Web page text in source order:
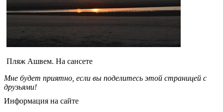
Пляж Ашвем. На сансете
Мне будет приятно, если вы поделитесь этой страницей с
друзьями!
Информация на сайте